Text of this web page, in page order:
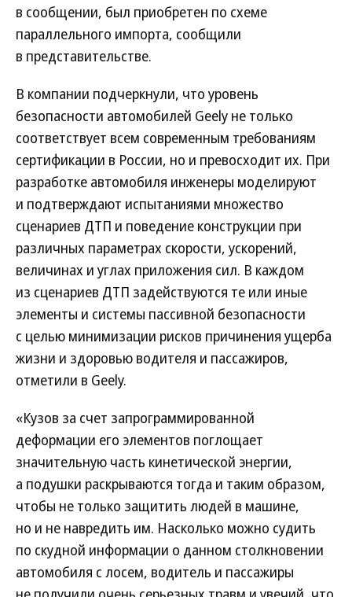
в сообщении, был приобретен по схеме
параллельного импорта, сообщили
в представительстве.
В компании подчеркнули, что уровень
безопасности автомобилей Geely не только
соответствует всем современным требованиям
сертификации в России, но и превосходит их. При
разработке автомобиля инженеры моделируют
и подтверждают испытаниями множество
сценариев ДТП и поведение конструкции при
различных параметрах скорости, ускорений,
величинах и углах приложения сил. В каждом
из сценариев ДТП задействуются те или иные
элементы и системы пассивной безопасности
с целью минимизации рисков причинения ущерба
жизни и здоровью водителя и пассажиров,
отметили в Geely.
«Кузов за счет запрограммированной
деформации его элементов поглощает
значительную часть кинетической энергии,
а подушки раскрываются тогда и таким образом,
чтобы не только защитить людей в машине,
но и не навредить им. Насколько можно судить
по скудной информации о данном столкновении
автомобиля с лосем, водитель и пассажиры